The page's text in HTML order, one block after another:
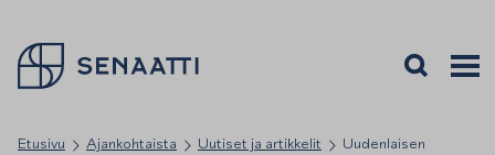
Palaa takaisin etusivulle
Avaa hakuAvaa
Etusivu Ajankohtaista Uutiset ja artikkelit
Uudenlaisen